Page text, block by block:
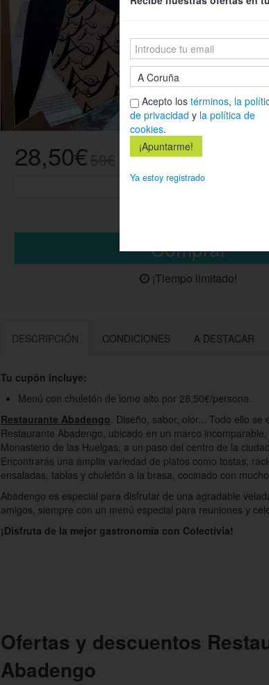
28,50€
¡Tiempo limitado!
DESCRIPCIÓN CONDICIONES A DESTACAR
Tu cupón incluye:
Menú con chuletón de lomo alto por 28,50€/persona.
Restaurante Abadengo. Diseño, sabor, olor... Todo ello se
Restaurante Abadengo, ubicado en un marco
Monasterio de las Huelgas, a un paso del centro de la
Encontrarás una amplia variedad de platos como tostas,
ensaladas, tablas y chuletón a la brasa, cocinado con
Abadengo es especial para disfrutar de una agradable
amigos, siempre con un menú especial para reuniones y
¡Disfruta de la mejor gastronomía con Colectivia!
Ofertas y descuentos
Abadengo
Acepto los términos, la
de privacidad y la política de
cookies.
Ya estoy registrado